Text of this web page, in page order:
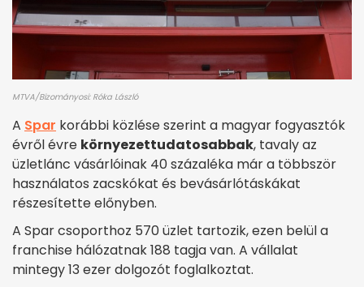
MTVA/Bizományosi: Róka László
A Spar korábbi közlése szerint a magyar fogyasztók
évről évre környezettudatosabbak, tavaly az
üzletlánc vásárlóinak 40 százaléka már a többször
használatos zacskókat és bevásárlótáskákat
részesítette előnyben.
A Spar csoporthoz 570 üzlet tartozik, ezen belül a
franchise hálózatnak 188 tagja van. A vállalat
mintegy 13 ezer dolgozót foglalkoztat.